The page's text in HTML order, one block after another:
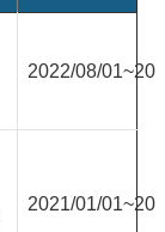
2022/08/
2021/01/